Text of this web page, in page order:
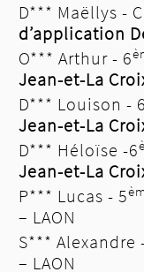
D*** Maëllys -
d’application
O*** Arthur - 6
Jean-et-La
D*** Louison - 6
Jean-et-La
D*** Héloïse -6
Jean-et-La
P*** Lucas - 5
– LAON
S*** Alexandre
– LAON